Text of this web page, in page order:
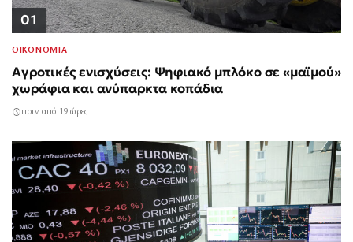
01
ΟΙΚΟΝΟΜΙΑ
Αγροτικές ενισχύσεις: Ψηφιακό μπλόκο σε «μαϊμού»
χωράφια και ανύπαρκτα κοπάδια
πριν από 19 ώρες